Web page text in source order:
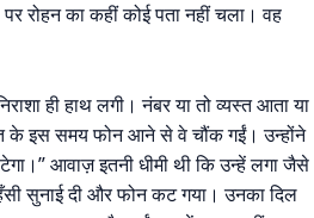
रोहन का कहीं कोई पता नहीं चला। वह
ही हाथ लगी। नंबर या तो व्यस्त आता या
के इस समय फोन आने से वे चौंक गईं। उन्होंने
आवाज़ इतनी धीमी थी कि उन्हें लगा जैसे
सुनाई दी और फोन कट गया। उनका दिल